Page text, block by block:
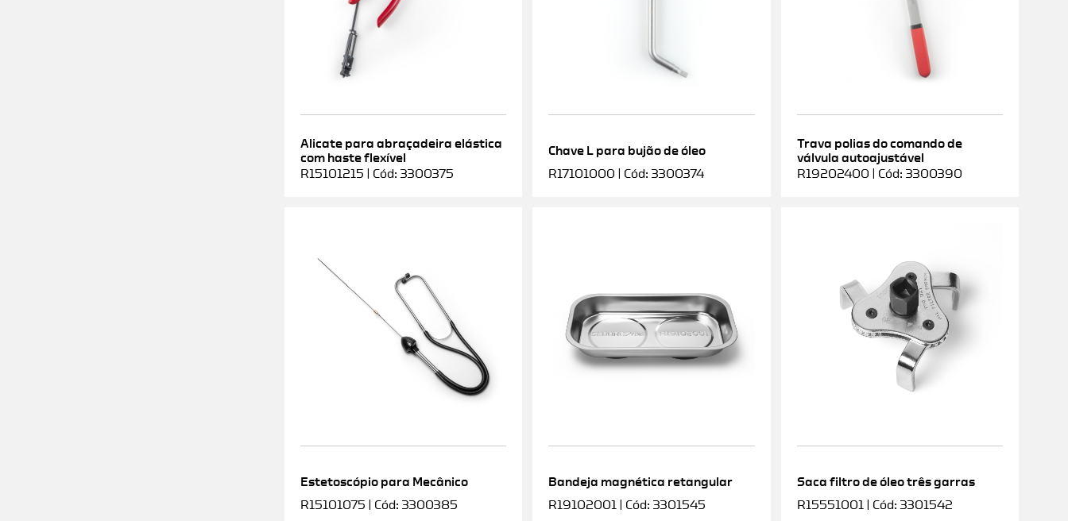
Alicate para abraçadeira elástica
com haste flexível
R15101215 | Cód: 3300375
Chave L para bujão de óleo
R17101000 | Cód: 3300374
Trava polias do comando de
válvula autoajustável
R19202400 | Cód: 3300390
Estetoscópio para Mecânico
R15101075 | Cód: 3300385
Bandeja magnética retangular
R19102001 | Cód: 3301545
Saca filtro de óleo três garras
R15551001 | Cód: 3301542